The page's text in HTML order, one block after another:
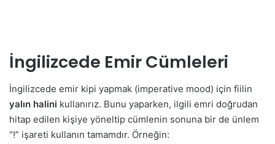
İngilizcede Emir Cümleleri
İngilizcede emir kipi yapmak (imperative mood) için fiilin
yalın halini kullanırız. Bunu yaparken, ilgili emri doğrudan
hitap edilen kişiye yöneltip cümlenin sonuna bir de ünlem
“!” işareti kullanın tamamdır. Örneğin: